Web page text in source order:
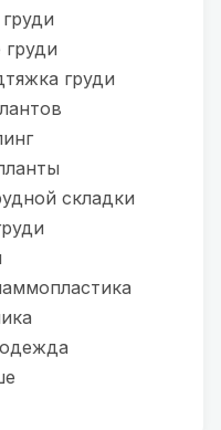
груди
складки